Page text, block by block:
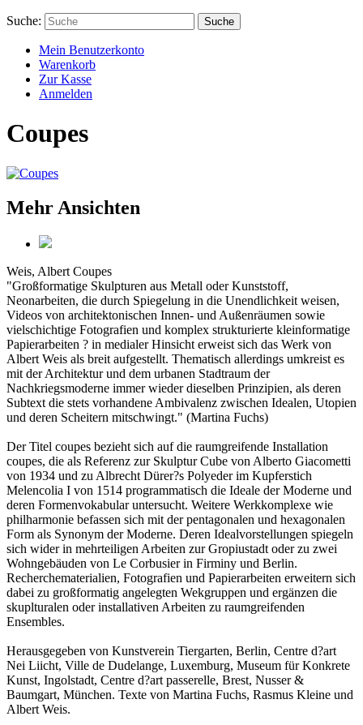
Suche: Suche
Mein Benutzerkonto
Warenkorb
Zur Kasse
Anmelden
Coupes
Mehr Ansichten
Weis, Albert Coupes
"Großformatige Skulpturen aus Metall oder Kunststoff,
Neonarbeiten, die durch Spiegelung in die Unendlichkeit weisen,
Videos von architektonischen Innen- und Außenräumen sowie
vielschichtige Fotografien und komplex strukturierte kleinformatige
Papierarbeiten ? in medialer Hinsicht erweist sich das Werk von
Albert Weis als breit aufgestellt. Thematisch allerdings umkreist es
mit der Architektur und dem urbanen Stadtraum der
Nachkriegsmoderne immer wieder dieselben Prinzipien, als deren
Subtext die stets vorhandene Ambivalenz zwischen Idealen, Utopien
und deren Scheitern mitschwingt." (Martina Fuchs)
Der Titel coupes bezieht sich auf die raumgreifende Installation
coupes, die als Referenz zur Skulptur Cube von Alberto Giacometti
von 1934 und zu Albrecht Dürer?s Polyeder im Kupferstich
Melencolia I von 1514 programmatisch die Ideale der Moderne und
deren Formenvokabular untersucht. Weitere Werkkomplexe wie
philharmonie befassen sich mit der pentagonalen und hexagonalen
Form als Synonym der Moderne. Deren Idealvorstellungen spiegeln
sich wider in mehrteiligen Arbeiten zur Gropiustadt oder zu zwei
Wohngebäuden von Le Corbusier in Firminy und Berlin.
Recherchematerialien, Fotografien und Papierarbeiten erweitern sich
dabei zu großformatig angelegten Wekgruppen und ergänzen die
skuplturalen oder installativen Arbeiten zu raumgreifenden
Ensembles.
Herausgegeben von Kunstverein Tiergarten, Berlin, Centre d?art
Nei Liicht, Ville de Dudelange, Luxemburg, Museum für Konkrete
Kunst, Ingolstadt, Centre d?art passerelle, Brest, Nusser &
Baumgart, München. Texte von Martina Fuchs, Rasmus Kleine und
Albert Weis.